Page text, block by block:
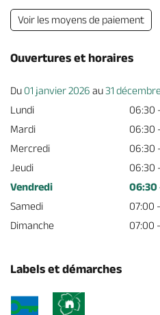
Voir les moyens de paiement
Ouvertures et horaires
Du 01 janvier 2026 au31
Lundi
06:30
Mardi
06:30
Mercredi
06:30
Jeudi
06:30
Vendredi
06:30
Samedi
07:00
Dimanche
07:00
Labels et démarches